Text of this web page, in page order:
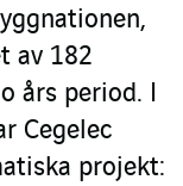
av 182
års period. I
Cegelec
projekt: